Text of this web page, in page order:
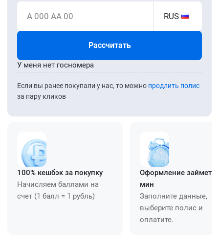
А 000 АА 00 RUS
Рассчитать
Если вы ранее покупали у нас, то можно продлить полис
за пару кликов
У меня нет госномера
100% кешбэк за покупку
Начисляем баллами на
счет (1 балл = 1 рубль)
Оформление займет
мин
Заполните данные,
выберите полис и
оплатите.